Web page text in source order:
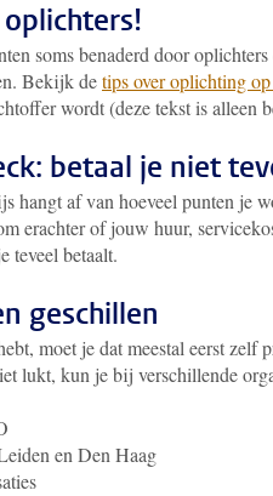
soms benaderd door
Bekijk detips over oplichting
wordt (deze tekst is alleen
betaal je niet
hangt af van hoeveel punten je
erachter of jouw huur,
teveel betaalt.
geschillen
moet je dat meestal eerst zelf
lukt, kun je bij verschillende
en Den Haag